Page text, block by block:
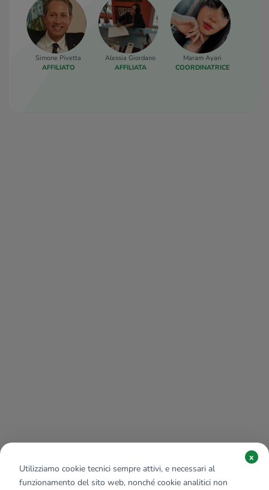
Simone Pivetta
AFFILIATO
Alessia Giordano
AFFILIATA
Maram Ayari
COORDINATRICE
Utilizziamo cookie tecnici sempre attivi, e necessari al
funzionamento del sito web, nonché cookie analitici non
x